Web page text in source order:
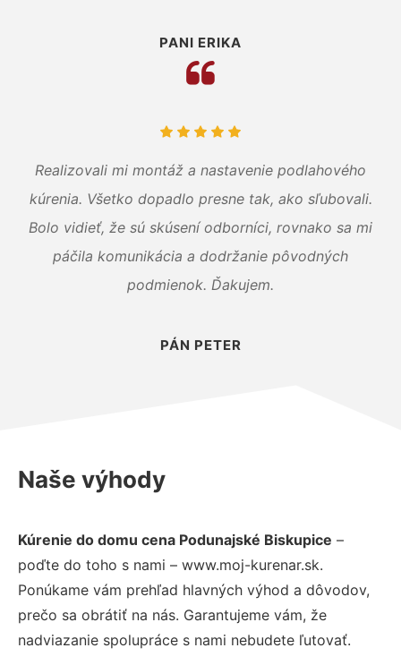
PANI ERIKA
Realizovali mi montáž a nastavenie podlahového
kúrenia. Všetko dopadlo presne tak, ako sľubovali.
Bolo vidieť, že sú skúsení odborníci, rovnako sa mi
páčila komunikácia a dodržanie pôvodných
podmienok. Ďakujem.
PÁN PETER
Naše výhody
Kúrenie do domu cena Podunajské Biskupice –
poďte do toho s nami – www.moj-kurenar.sk.
Ponúkame vám prehľad hlavných výhod a dôvodov,
prečo sa obrátiť na nás. Garantujeme vám, že
nadviazanie spolupráce s nami nebudete ľutovať.